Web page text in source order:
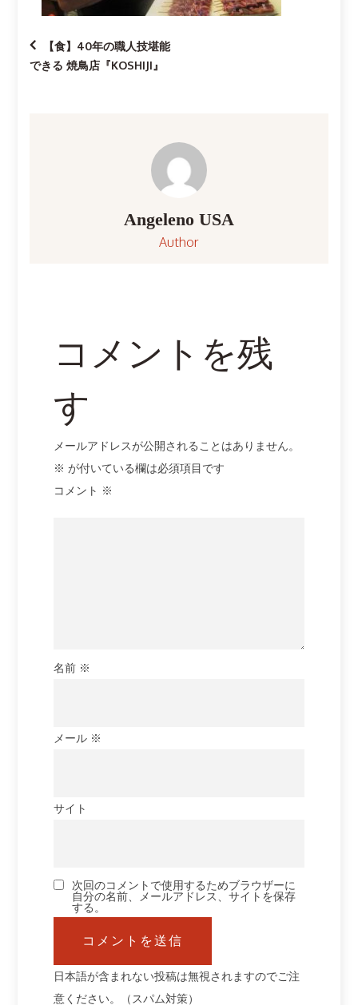
投【食】40年の職人技堪能
できる 焼鳥店『KOSHIJI』
Angeleno USA
Author
コメントを残
す
メールアドレスが公開されることはありません。
※ が付いている欄は必須項目です
コメント ※
名前 ※
メール ※
サイト
次回のコメントで使用するためブラウザーに
自分の名前、メールアドレス、サイトを保存
する。
日本語が含まれない投稿は無視されますのでご注
意ください。（スパム対策）